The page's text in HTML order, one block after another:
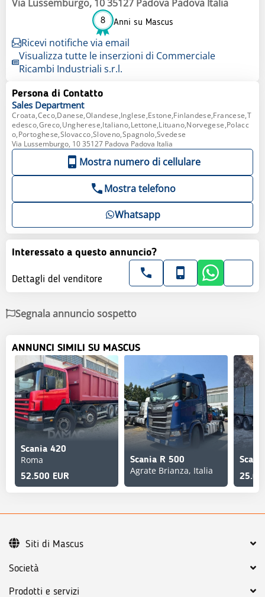
Via Lussemburgo, 10 35127 Padova Padova Italia
8 Anni su Mascus
Ricevi notifiche via email
Visualizza tutte le inserzioni di Commerciale
Ricambi Industriali s.r.l.
Persona di Contatto
Sales Department
Croata,Ceco,Danese,Olandese,Inglese,Estone,Finlandese,Francese,T
edesco,Greco,Ungherese,Italiano,Lettone,Lituano,Norvegese,Polacc
o,Portoghese,Slovacco,Sloveno,Spagnolo,Svedese
Via Lussemburgo, 10 35127 Padova Padova Italia
Mostra numero di cellulare
Mostra telefono
Whatsapp
Interessato a questo annuncio?
Dettagli del venditore
Segnala annuncio sospetto
ANNUNCI SIMILI SU MASCUS
Scania 420
Roma
52.500 EUR
Scania R 500
Agrate Brianza, Italia
Società
Prodotti e servizi
Siti di Mascus